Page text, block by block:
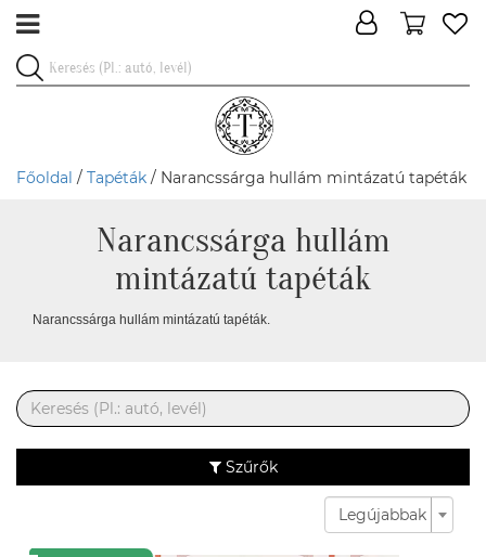
Főoldal / Tapéták / Narancssárga hullám mintázatú tapéták
Narancssárga hullám
mintázatú tapéták
Narancssárga hullám mintázatú tapéták.
Szűrők
Legújabbak